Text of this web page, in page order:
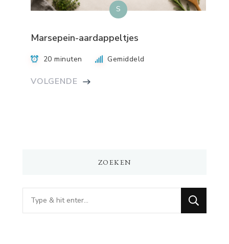
S
Marsepein-aardappeltjes
20 minuten Gemiddeld
VOLGENDE
ZOEKEN
Op
zoek